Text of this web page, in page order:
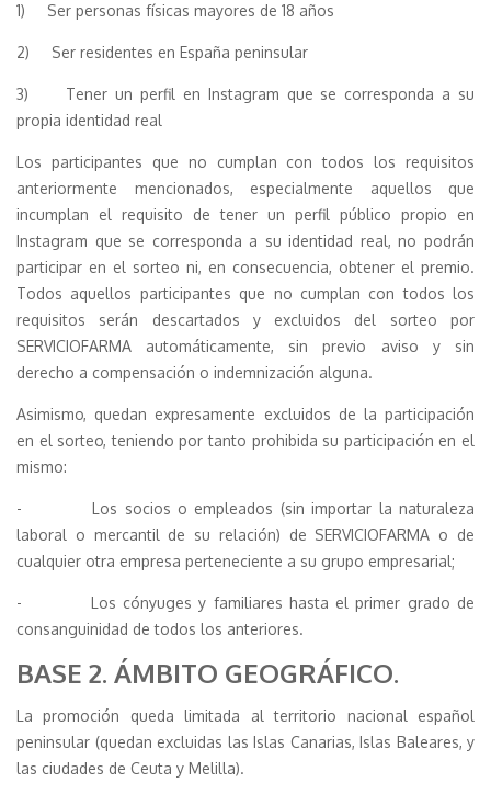
1) Ser personas físicas mayores de 18 años
2) Ser residentes en España peninsular
3) Tener un perfil en Instagram que se corresponda a su
propia identidad real
Los participantes que no cumplan con todos los requisitos
anteriormente mencionados, especialmente aquellos que
incumplan el requisito de tener un perfil público propio en
Instagram que se corresponda a su identidad real, no podrán
participar en el sorteo ni, en consecuencia, obtener el premio.
Todos aquellos participantes que no cumplan con todos los
requisitos serán descartados y excluidos del sorteo por
SERVICIOFARMA automáticamente, sin previo aviso y sin
derecho a compensación o indemnización alguna.
Asimismo, quedan expresamente excluidos de la participación
en el sorteo, teniendo por tanto prohibida su participación en el
mismo:
- Los socios o empleados (sin importar la naturaleza
laboral o mercantil de su relación) de SERVICIOFARMA o de
cualquier otra empresa perteneciente a su grupo empresarial;
- Los cónyuges y familiares hasta el primer grado de
consanguinidad de todos los anteriores.
BASE 2. ÁMBITO GEOGRÁFICO.
La promoción queda limitada al territorio nacional español
peninsular (quedan excluidas las Islas Canarias, Islas Baleares, y
las ciudades de Ceuta y Melilla).